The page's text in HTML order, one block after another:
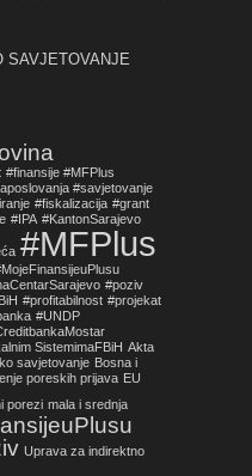
SAVJETOVANJE
sistemima u FBiH!
preduzeća sa
#finansije #MFPlus
#savjetovanje
#fiskalizacija #grant
#IPA #KantonSarajevo
#MFPlus
#poziv
#profitabilnost #projekat
#UNDP
SistemimaFBiH Akta
savjetovanje Bosna i
poreskih prijava EU
porezi mala i srednja
Uprava za indirektno